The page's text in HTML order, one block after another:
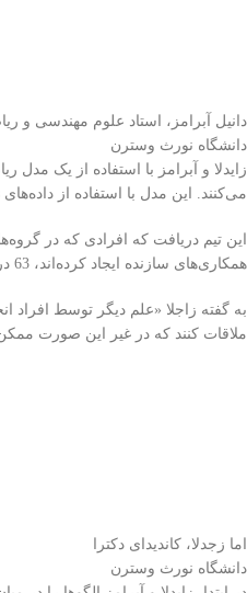
دانیل آبرامز، استاد علوم مهندسی و
دانشگاه نورث وسترن
زایدلا و آبرامز با استفاده از یک
می‌کنند. این مدل با استفاده از داده‌های Scialogs، مجموعه‌ای از کنفرانس‌های علمی که توسط شرکت تحقیقاتی برای پیشرفت علم سازمان‌دهی شده بود، تأیید شد.
این تیم دریافت که افرادی که در
همکاری‌های سازنده ایجاد کرده‌اند، 63 درصد بیشتر در کنفرانس‌ها با دیگران تعامل دارند. این مهم است زیرا تحقیقات مشارکتی تر و جهانی می شود.
به گفته زاجلا «علم دیگر توسط افراد
ملاقات کنند که در غیر این صورت ممکن
اما زجدلا، کاندیدای دکترا
دانشگاه نورث وسترن